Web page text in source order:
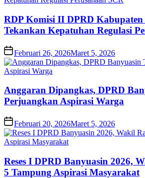
RDP Komisi II DPRD Kabupaten
Tekankan Kepatuhan Regulasi
Februari 26, 2026Maret 5, 2026
Anggaran Dipangkas, DPRD
Perjuangkan Aspirasi Warga
Februari 20, 2026Maret 5, 2026
Reses I DPRD Banyuasin 2026,
5 Tampung Aspirasi Masyarakat